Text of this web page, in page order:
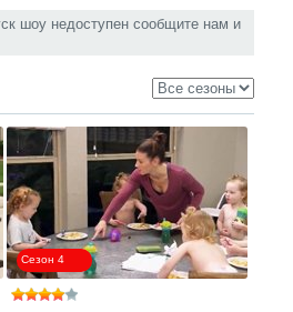
шоу недоступен сообщите нам и
Сезон 4